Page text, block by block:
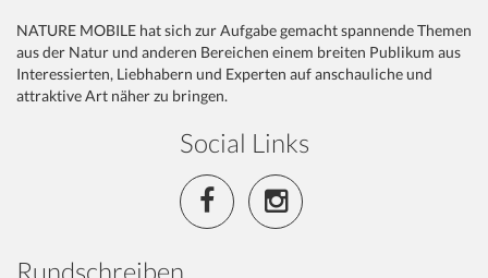
NATURE MOBILE hat sich zur Aufgabe gemacht spannende Themen
aus der Natur und anderen Bereichen einem breiten Publikum aus
Interessierten, Liebhabern und Experten auf anschauliche und
attraktive Art näher zu bringen.
Social Links
Rundschreiben